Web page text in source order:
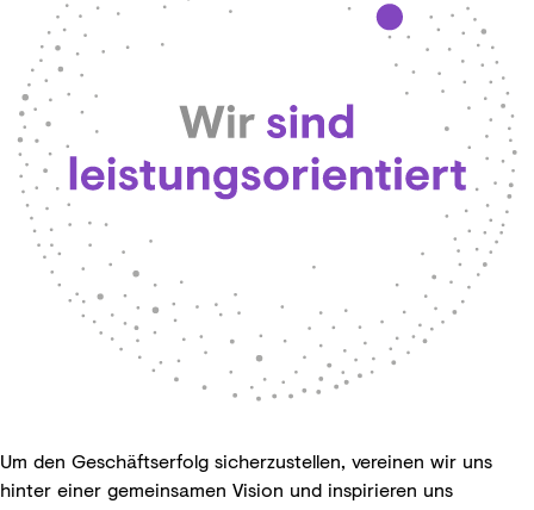
Um den Geschäftserfolg sicherzustellen, vereinen wir uns
hinter einer gemeinsamen Vision und inspirieren uns